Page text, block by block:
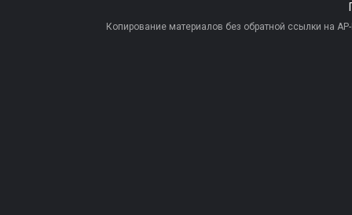
Копирование материалов без обратной ссылки на